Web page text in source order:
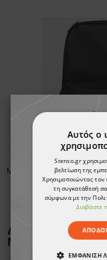
Σακίδιο
ΔΕΙΤΕ
ΜΑΡΚΑ
Αυτός ο
Stenso.gr
βελτίωση της
Χρησιμοποιώντας τον
τη συγκατάθεσή
σύμφωνα με την
Διαβάστε
ΕΜΦΆΝΙΣΗ